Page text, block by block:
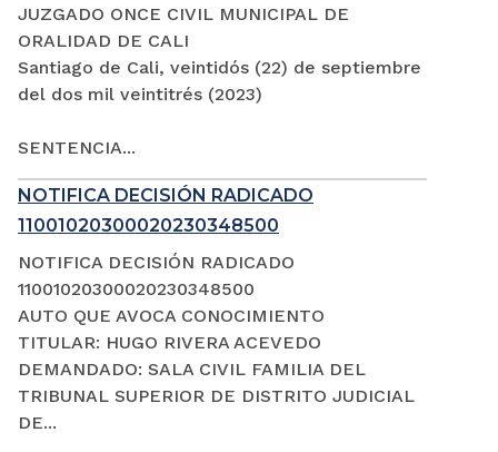
JUZGADO ONCE CIVIL MUNICIPAL DE
ORALIDAD DE CALI
Santiago de Cali, veintidós (22) de septiembre
del dos mil veintitrés (2023)
SENTENCIA...
NOTIFICA DECISIÓN RADICADO
11001020300020230348500
NOTIFICA DECISIÓN RADICADO
11001020300020230348500
AUTO QUE AVOCA CONOCIMIENTO
TITULAR: HUGO RIVERA ACEVEDO
DEMANDADO: SALA CIVIL FAMILIA DEL
TRIBUNAL SUPERIOR DE DISTRITO JUDICIAL
DE...